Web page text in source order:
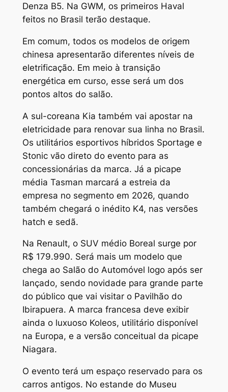
Denza B5. Na GWM, os primeiros Haval
feitos no Brasil terão destaque.
Em comum, todos os modelos de origem
chinesa apresentarão diferentes níveis de
eletrificação. Em meio à transição
energética em curso, esse será um dos
pontos altos do salão.
A sul-coreana Kia também vai apostar na
eletricidade para renovar sua linha no Brasil.
Os utilitários esportivos híbridos Sportage e
Stonic vão direto do evento para as
concessionárias da marca. Já a picape
média Tasman marcará a estreia da
empresa no segmento em 2026, quando
também chegará o inédito K4, nas versões
hatch e sedã.
Na Renault, o SUV médio Boreal surge por
R$ 179.990. Será mais um modelo que
chega ao Salão do Automóvel logo após ser
lançado, sendo novidade para grande parte
do público que vai visitar o Pavilhão do
Ibirapuera. A marca francesa deve exibir
ainda o luxuoso Koleos, utilitário disponível
na Europa, e a versão conceitual da picape
Niagara.
O evento terá um espaço reservado para os
carros antigos. No estande do Museu